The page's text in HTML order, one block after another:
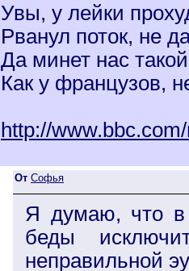
Увы, у лейки
Рванул поток, не
Да минет нас
Как у французов,
http://
От Софья
Я думаю, что в
беды
неправильной